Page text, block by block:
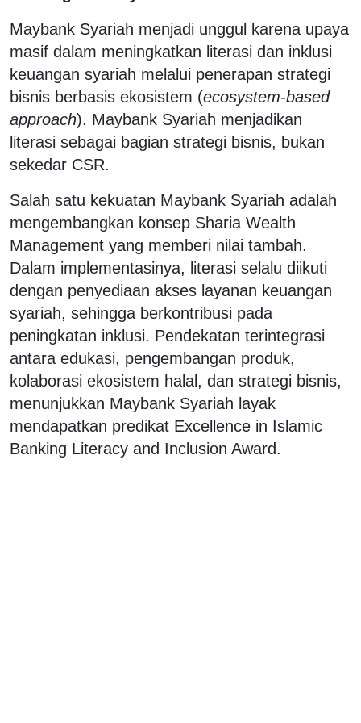
Maybank Syariah menjadi unggul karena upaya
masif dalam meningkatkan literasi dan inklusi
keuangan syariah melalui penerapan strategi
bisnis berbasis ekosistem (ecosystem-based
approach). Maybank Syariah menjadikan
literasi sebagai bagian strategi bisnis, bukan
sekedar CSR.
Salah satu kekuatan Maybank Syariah adalah
mengembangkan konsep Sharia Wealth
Management yang memberi nilai tambah.
Dalam implementasinya, literasi selalu diikuti
dengan penyediaan akses layanan keuangan
syariah, sehingga berkontribusi pada
peningkatan inklusi. Pendekatan terintegrasi
antara edukasi, pengembangan produk,
kolaborasi ekosistem halal, dan strategi bisnis,
menunjukkan Maybank Syariah layak
mendapatkan predikat Excellence in Islamic
Banking Literacy and Inclusion Award.